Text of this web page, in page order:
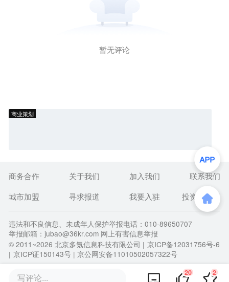
暂无评论
商业策划
写评论... 20 2
商务合作 关于我们 加入我们
联系我们
城市加盟
寻求报道 我要入驻 投资者关系
违法和不良信息、未成年人保护举报电话：010-89650707
举报邮箱：jubao@36kr.com 网上有害信息举报
© 2011~2026 北京多氪信息科技有限公司 | 京ICP备12031756号-6
| 京ICP证150143号 | 京公网安备11010502057322号